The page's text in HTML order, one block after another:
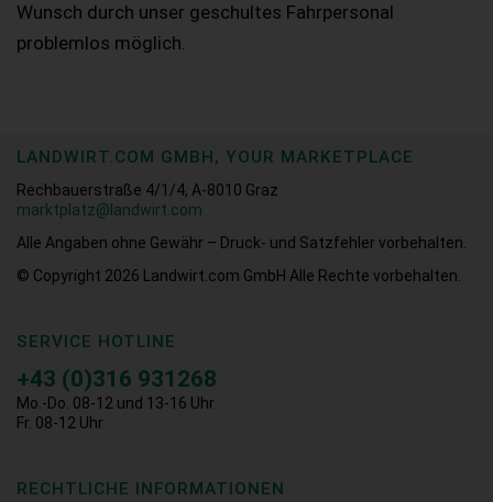
Wunsch durch unser geschultes Fahrpersonal
problemlos möglich.
LANDWIRT.COM GMBH, YOUR MARKETPLACE
Rechbauerstraße 4/1/4, A-8010 Graz
marktplatz@landwirt.com
Alle Angaben ohne Gewähr – Druck- und Satzfehler vorbehalten.
© Copyright 2026
Landwirt.com GmbH Alle Rechte vorbehalten.
SERVICE HOTLINE
+43 (0)316 931268
Mo.-Do. 08-12 und 13-16 Uhr
Fr. 08-12 Uhr
RECHTLICHE INFORMATIONEN